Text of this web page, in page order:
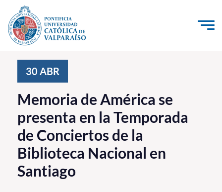
Click acá para ir directamente al contenido
Investigación, Creación e Innovación
PUCV Internacional
Vinculación con el Medio
Admisión
Pregrado
30 ABR
Memoria de América se
presenta en la Temporada
de Conciertos de la
Biblioteca Nacional en
Santiago